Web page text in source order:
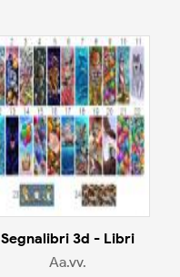
Segnalibri 3d - Libri
Aa.vv.